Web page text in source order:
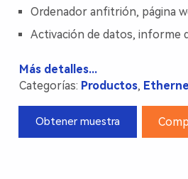
Ordenador anfitrión, página
Activación de datos, informe
Más detalles...
Categorías: Productos,
Obtener muestra